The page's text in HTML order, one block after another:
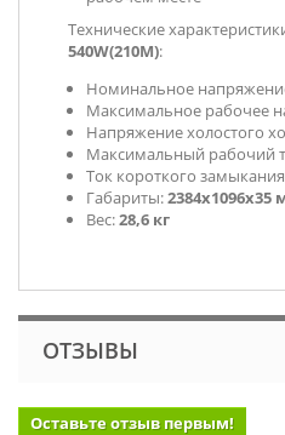
Технические
540W(210M):
Номинальное
Максимальное рабочее
Напряжение холостого
Максимальный рабочий
Ток короткого
Габариты:2384х1096х35
Вес:28,6 кг
ОТЗЫВЫ
Оставьте отзыв первым!